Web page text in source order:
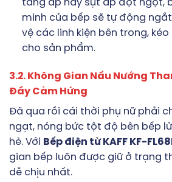
tăng áp hay sụt áp đột ngột,
minh của bếp sẽ tự động
vệ các linh kiện bên trong,
cho sản phẩm.
3.2. Không Gian Nấu Nướng
Đầy Cảm Hứng
Đã qua rồi cái thời phụ nữ phải
ngạt, nóng bức tột độ bên bếp
hè. Với Bếp điện từ KAFF KF-
gian bếp luôn được giữ ở trạng
dễ chịu nhất.